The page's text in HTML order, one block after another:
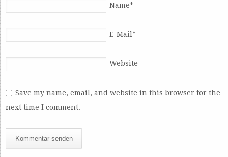
Name*
E-Mail*
Website
Save my name, email, and website in this browser for the
next time I comment.